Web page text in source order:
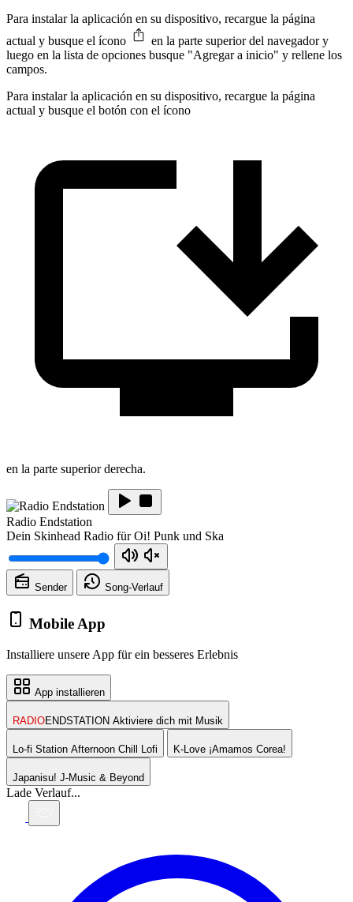
Para instalar la aplicación en su dispositivo, recargue la página
actual y busque el ícono
en la parte superior del navegador y
luego en la lista de opciones busque "Agregar a inicio" y rellene los
campos.
Para instalar la aplicación en su dispositivo, recargue la página
actual y busque el botón con el ícono
en la parte superior derecha.
Radio Endstation
Dein Skinhead Radio für Oi! Punk und Ska
Sender Song-Verlauf
Mobile App
Installiere unsere App für ein besseres Erlebnis
App installieren
RADIOENDSTATION Aktiviere dich mit Musik
Lo-fi Station Afternoon Chill Lofi K-Love ¡Amamos Corea!
Japanisu! J-Music & Beyond
Lade Verlauf...